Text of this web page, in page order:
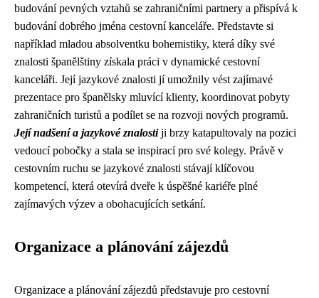
budování pevných vztahů se zahraničními partnery a přispívá k
budování dobrého jména cestovní kanceláře. Představte si
například mladou absolventku bohemistiky, která díky své
znalosti španělštiny získala práci v dynamické cestovní
kanceláři. Její jazykové znalosti jí umožnily vést zajímavé
prezentace pro španělsky mluvící klienty, koordinovat pobyty
zahraničních turistů a podílet se na rozvoji nových programů.
Její nadšení a jazykové znalostiji brzy katapultovaly na pozici
vedoucí pobočky a stala se inspirací pro své kolegy. Právě v
cestovním ruchu se jazykové znalosti stávají klíčovou
kompetencí, která otevírá dveře k úspěšné kariéře plné
zajímavých výzev a obohacujících setkání.
Organizace a plánování zájezdů
Organizace a plánování zájezdů představuje pro cestovní